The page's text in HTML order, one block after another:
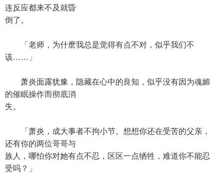
连反应都来不及就昏
倒了。
「老师，为什麽我总是觉得有点不对，似乎我们不
该……」
萧炎面露犹豫，隐藏在心中的良知，似乎没有因为魂媚
的催眠操作而彻底消
失。
「萧炎，成大事者不拘小节。想想你还在受苦的父亲，
还有你的两位哥哥与
族人，哪怕你对她有点不忍，区区一点牺牲，难道你不能忍
受吗？」